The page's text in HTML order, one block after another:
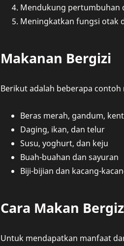
Mendukung pertumbuhan
Meningkatkan fungsi otak
Makanan Bergizi
Berikut adalah beberapa
Beras merah, gandum,
Daging, ikan, dan telur
Susu, yoghurt, dan keju
Buah-buahan dan sayuran
Biji-bijian dan kacang-
Cara Makan
Untuk mendapatkan manfaat